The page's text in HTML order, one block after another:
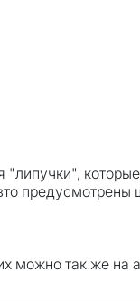
предусмотрены
можно так же на